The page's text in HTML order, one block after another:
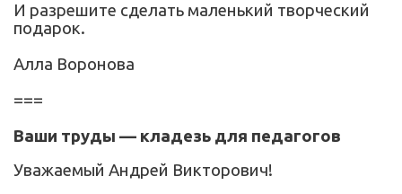
И разрешите сделать маленький творческий
подарок.
Алла Воронова
===
Ваши труды — кладезь для педагогов
Уважаемый Андрей Викторович!